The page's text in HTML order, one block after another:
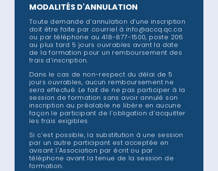
MODALITÉS D'ANNULATION
Toute demande d’annulation d’une inscription
doit être faite par courriel à info@accq.qc.ca
ou par téléphone au 418-877-1500, poste 206
au plus tard 5 jours ouvrables avant la date
de la formation pour un remboursement des
frais d’inscription.
Dans le cas de non-respect du délai de 5
jours ouvrables, aucun remboursement ne
sera effectué. Le fait de ne pas participer à la
session de formation sans avoir annulé son
inscription au préalable ne libère en aucune
façon le participant de l’obligation d’acquitter
les frais exigibles.
Si c’est possible, la substitution à une session
par un autre participant est acceptée en
avisant l'Association par écrit ou par
téléphone avant la tenue de la session de
formation.